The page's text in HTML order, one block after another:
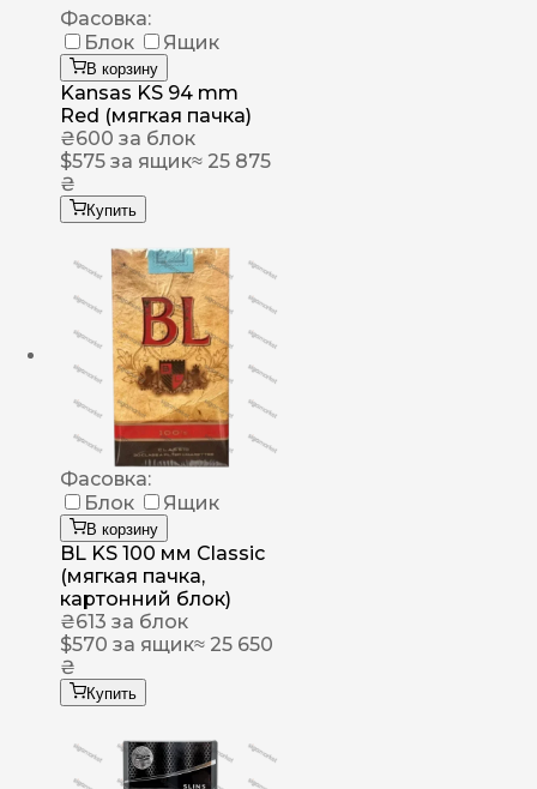
Фасовка:
Блок
Ящик
В корзину
Kansas KS 94 mm
Red (мягкая пачка)
₴600 за блок
$575 за ящик≈ 25 875
₴
Купить
Фасовка:
Блок
Ящик
В корзину
BL KS 100 мм Classic
(мягкая пачка,
картонний блок)
₴613 за блок
$570 за ящик≈ 25 650
₴
Купить